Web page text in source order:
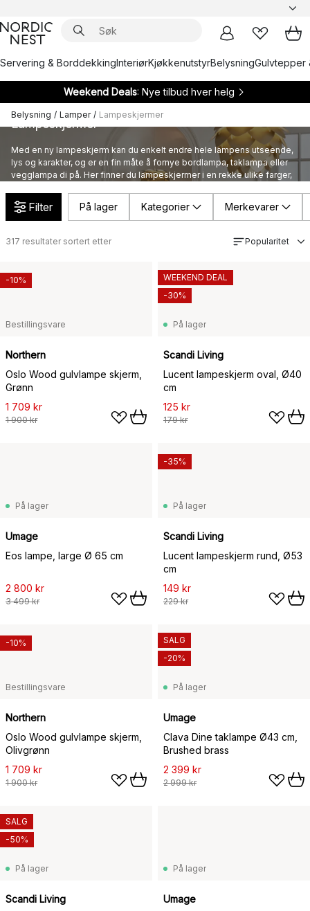
Servering & BorddekkingInteriørKjøkkenutstyrBelysningGulvtepper
Weekend Deals: Nye tilbud hver helg
Belysning / Lamper / Lampeskjermer
Lampeskjermer
Med en ny lampeskjerm kan du enkelt endre hele lampens utseende,
lys og karakter, og er en fin måte å fornye bordlampa, taklampa eller
vegglampa di på. Her finner du lampeskjermer i en rekke ulike farger,
Filter På lager Kategorier Merkevarer
317 resultater sortert etter Popularitet
Bestillingsvare
Northern
Oslo Wood gulvlampe skjerm,
Grønn
1 709 kr
1 900 kr
-10%
På lager
Scandi Living
Lucent lampeskjerm oval, Ø40
cm
125 kr
179 kr
WEEKEND DEAL
-30%
På lager
Umage
Eos lampe, large Ø 65 cm
2 800 kr
3 499 kr
På lager
Scandi Living
Lucent lampeskjerm rund, Ø53
cm
149 kr
229 kr
-35%
Bestillingsvare
Northern
Oslo Wood gulvlampe skjerm,
Olivgrønn
1 709 kr
1 900 kr
-10%
På lager
Umage
Clava Dine taklampe Ø43 cm,
Brushed brass
2 399 kr
2 999 kr
SALG
-20%
På lager
Scandi Living
SALG
-50%
På lager
Umage